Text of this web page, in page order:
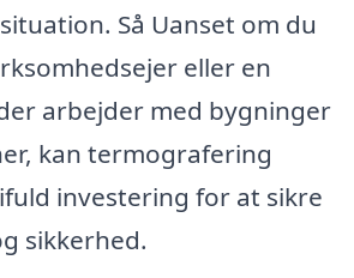
Så Uanset om du
eller en
arbejder med bygninger
kan termografering
investering for at sikre
sikkerhed.